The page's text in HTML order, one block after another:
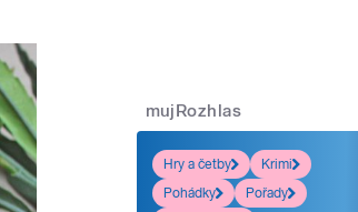
mujRozhlas
Hry a četby
Krimi
Pohádky
Pořady